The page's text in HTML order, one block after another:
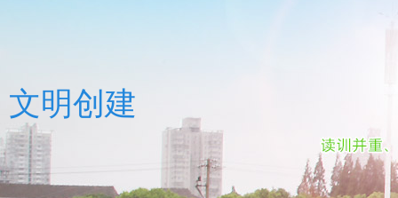
文明创建